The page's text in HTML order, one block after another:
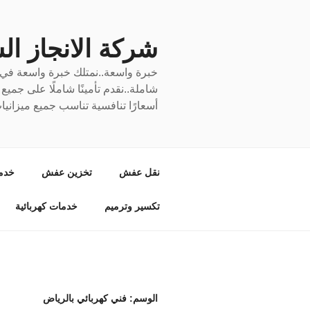
شركة الانجاز
خبرة واسعة..نمتلك خبرة واسعة في
شاملة..نقدم تأمينًا شاملًا على
أسعارًا تنافسية تناسب جميع
نقل عفش تخزين عفش
تكسير وترميم خدمات كهربائية
الوسم: فني كهربائي بالرياض